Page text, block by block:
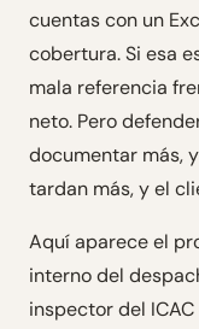
cuentas con un
cobertura. Si esa
mala referencia
neto. Pero
documentar más,
tardan más, y el
Aquí aparece el
interno del
inspector del